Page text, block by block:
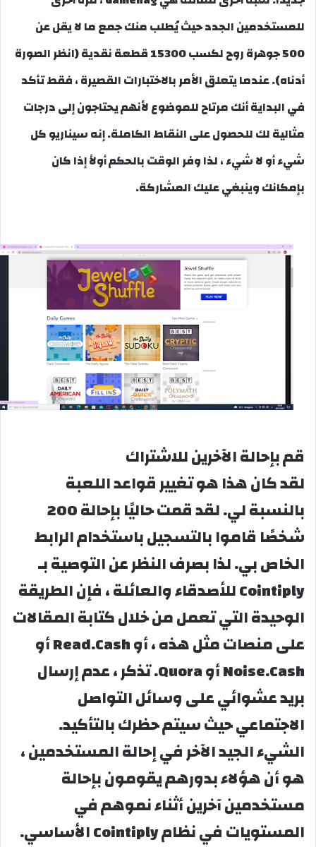
للمستخدمين الجدد حيث يُطلب منك جمع ما لا يقل عن
500 جوهرة روح لكسب 15300 قطعة نقدية (انظر الصورة
أدناه). عندما يتعلق الأمر بالاختبارات القصيرة ، فقط تأكد
في البداية أنك مرتاح للموضوع لأنهم يحتاجون إلى درجات
مثالية لك للحصول على النقاط الكاملة. إنه سيناريو كل
شيء أو لا شيء ، لذا وفر الوقت بالحكم أولاً إذا كان
بإمكانك وينبغي عليك المشاركة.
قم بإحالة الآخرين للاشتراك
لقد كان هذا هو تغيير قواعد اللعبة
بالنسبة لي. لقد قمت حاليًا بإحالة 200
شخصًا قاموا بالتسجيل باستخدام الرابط
الخاص بي. لذا بصرف النظر عن التوصية بـ
Cointiply للأصدقاء والعائلة ، فإن الطريقة
الوحيدة التي تعمل من خلال كتابة المقالات
على منصات مثل هذه ، أو Read.Cash أو
Noise.Cash أو Quora. تذكر ، عدم إرسال
بريد عشوائي على وسائل التواصل
الاجتماعي حيث سيتم حظرك بالتأكيد.
الشيء الجيد الآخر في إحالة المستخدمين ،
هو أن هؤلاء بدورهم يقومون بإحالة
مستخدمين آخرين أثناء نموهم في
المستويات في نظام Cointiply الأساسي.